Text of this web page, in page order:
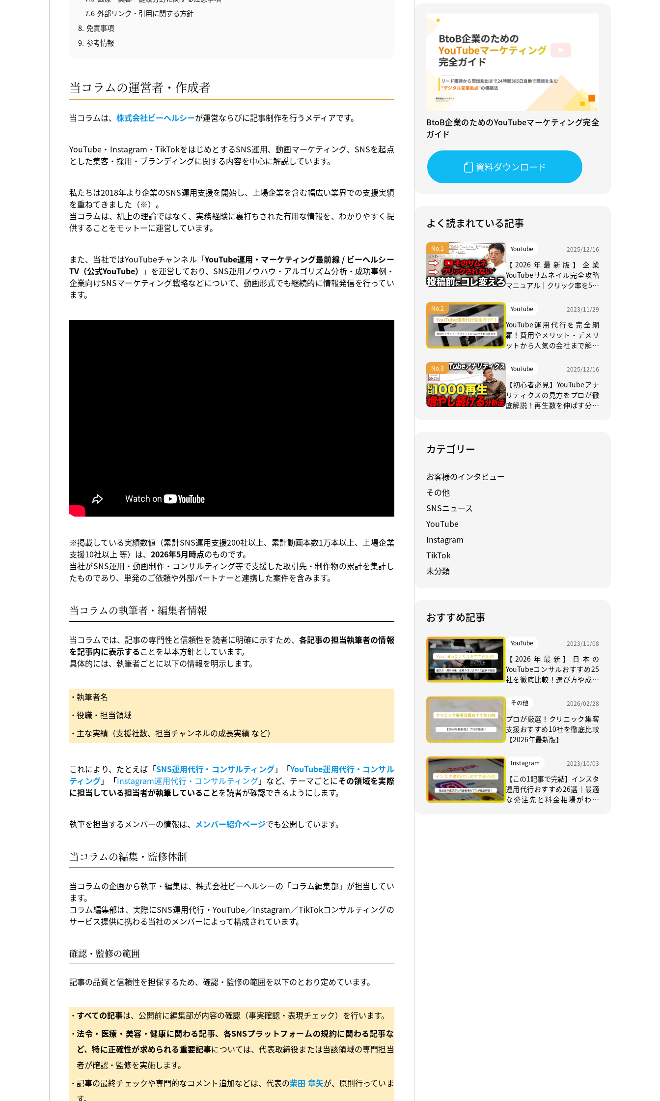
7.6 外部リンク・引用に関する方針
8 免責事項
9 参考情報
当コラムの運営者・作成者
当コラムは、 株式会社ビーヘルシーが運営ならびに記事制作を行うメディアです。
YouTube・Instagram・TikTokをはじめとするSNS運用、動画マーケティング、SNSを起点
とした集客・採用・ブランディングに関する内容を中心に解説しています。
私たちは2018年より企業のSNS運用支援を開始し、上場企業を含む幅広い業界での支援実績
を重ねてきました（※）。
当コラムは、机上の理論ではなく、実務経験に裏打ちされた有用な情報を、わかりやすく提
供することをモットーに運営しています。
また、当社ではYouTubeチャンネル「YouTube運用・マーケティング最前線 / ビーヘルシー
TV（公式YouTube） 」を運営しており、SNS運用ノウハウ・アルゴリズム分析・成功事例・
企業向けSNSマーケティング戦略などについて、動画形式でも継続的に情報発信を行ってい
ます。
※掲載している実績数値（累計SNS運用支援200社以上、累計動画本数1万本以上、上場企業
支援10社以上 等）は、 2026年5月時点のものです。
当社がSNS運用・動画制作・コンサルティング等で支援した取引先・制作物の累計を集計し
たものであり、単発のご依頼や外部パートナーと連携した案件を含みます。
当コラムの執筆者・編集者情報
当コラムでは、記事の専門性と信頼性を読者に明確に示すため、各記事の担当執筆者の情報
を記事内に表示することを基本方針としています。
具体的には、執筆者ごとに以下の情報を明示します。
執筆者名
役職・担当領域
主な実績（支援社数、担当チャンネルの成長実績 など）
これにより、たとえば「SNS運用代行・コンサルティング」「YouTube運用代行・コンサル
ティング」 「Instagram運用代行・コンサルティング」など、テーマごとにその領域を実際
に担当している担当者が執筆していることを読者が確認できるようにします。
執筆を担当するメンバーの情報は、 メンバー紹介ページでも公開しています。
当コラムの編集・監修体制
当コラムの企画から執筆・編集は、株式会社ビーヘルシーの「コラム編集部」が担当してい
ます。
コラム編集部は、実際にSNS運用代行・YouTube／Instagram／TikTokコンサルティングの
サービス提供に携わる当社のメンバーによって構成されています。
確認・監修の範囲
記事の品質と信頼性を担保するため、確認・監修の範囲を以下のとおり定めています。
すべての記事は、公開前に編集部が内容の確認（事実確認・表現チェック）を行います。
法令・医療・美容・健康に関わる記事、各SNSプラットフォームの規約に関わる記事な
ど、特に正確性が求められる重要記事については、代表取締役または当該領域の専門担当
者が確認・監修を実施します。
記事の最終チェックや専門的なコメント追加などは、代表の柴田 章矢が、原則行っていま
す。
BtoB企業のためのYouTubeマーケティング完全
ガイド
資料ダウンロード
よく読まれている記事
YouTube 2025/12/16
【2026年最新版】企業
YouTubeサムネイル完全攻略
マニュアル｜クリック率を5％
YouTube 2023/11/29
YouTube運用代行を完全網
羅！費用やメリット・デメリ
ットから人気の会社まで解説
YouTube 2025/12/16
【初心者必見】YouTubeアナ
リティクスの見方をプロが徹
底解説！再生数を伸ばす分析
カテゴリー
お客様のインタビュー
その他
SNSニュース
YouTube
Instagram
TikTok
未分類
おすすめ記事
YouTube 2023/11/08
【2026年最新】日本の
YouTubeコンサルおすすめ25
社を徹底比較！選び方や成功
その他 2026/02/28
プロが厳選！クリニック集客
支援おすすめ10社を徹底比較
【2026年最新版】
Instagram 2023/10/03
【この1記事で完結】インスタ
運用代行おすすめ26選｜最適
な発注先と料金相場がわか